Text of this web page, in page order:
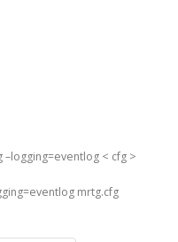
< cfg >
mrtg.cfg